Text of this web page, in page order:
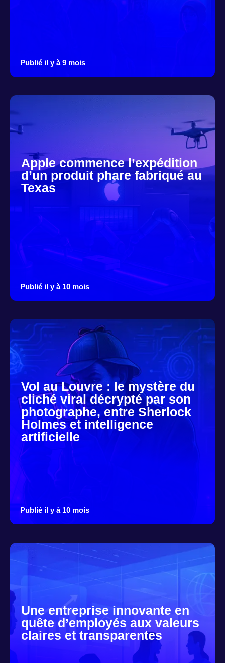
Publié il y à 9 mois
Apple commence l’expédition
d’un produit phare fabriqué au
Texas
Publié il y à 10 mois
Vol au Louvre : le mystère du
cliché viral décrypté par son
photographe, entre Sherlock
Holmes et intelligence
artificielle
Publié il y à 10 mois
Une entreprise innovante en
quête d’employés aux valeurs
claires et transparentes